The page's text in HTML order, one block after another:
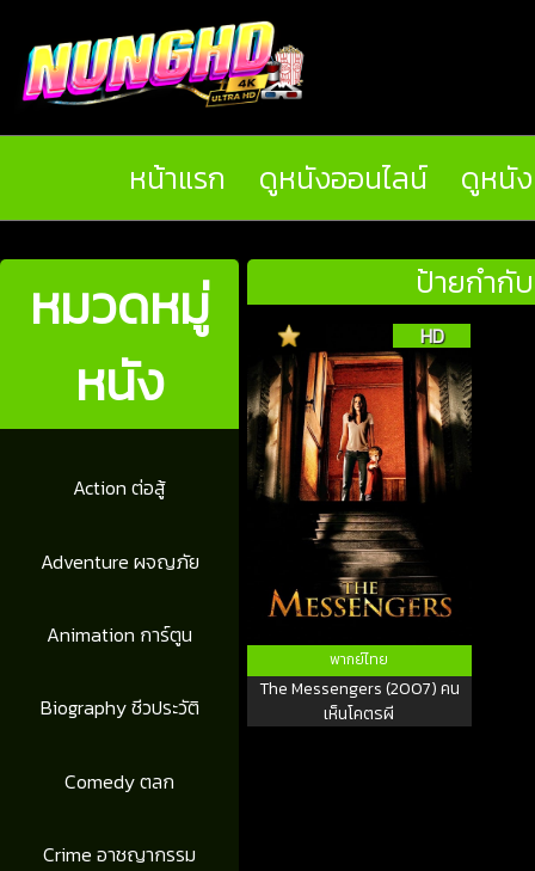
หน้าแรก ดูหนังออนไลน์ ดูหนั
หมวดหมู่
หนัง
Action ต่อสู้
Adventure ผจญภัย
Animation การ์ตูน
Biography ชีวประวัติ
Comedy ตลก
Crime อาชญากรรม
ป้ายกำกั
HD
พากย์ไทย
The Messengers (2007) คน
เห็นโคตรผี